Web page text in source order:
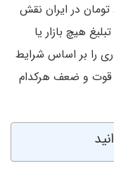
تومان در ایران نقش
هیچ بازار یا
را بر اساس شرایط
قوت و ضعف هرکدام